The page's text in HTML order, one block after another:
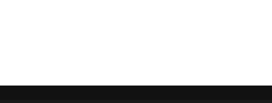
entradas